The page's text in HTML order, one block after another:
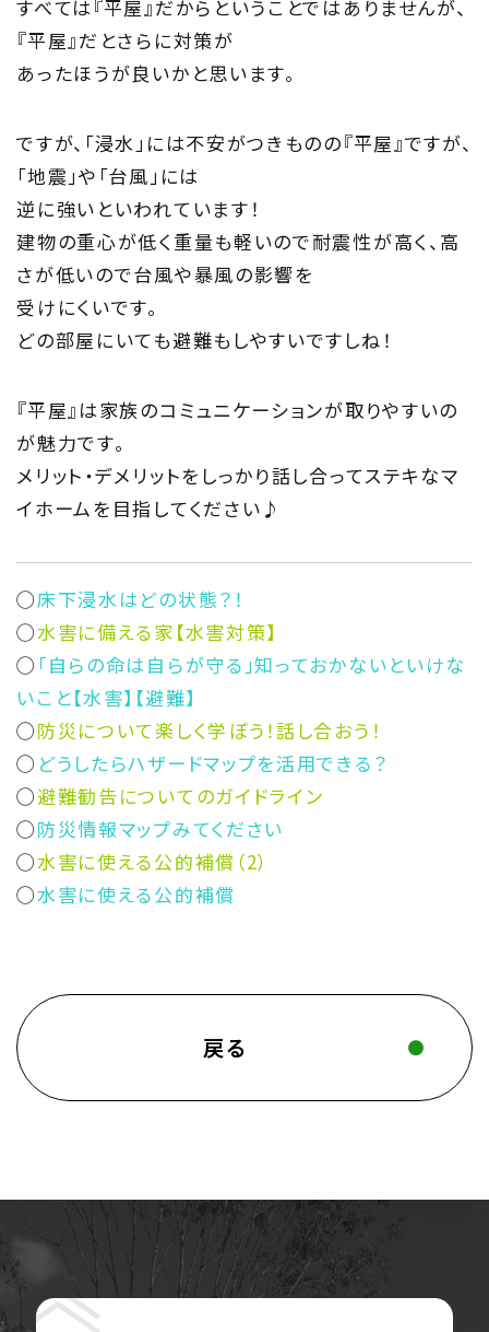
すべては『平屋』だからということではありませんが、
『平屋』だとさらに対策が
あったほうが良いかと思います。
ですが、「浸水」には不安がつきものの『平屋』ですが、
「地震」や「台風」には
逆に強いといわれています！
建物の重心が低く重量も軽いので耐震性が高く、高
さが低いので台風や暴風の影響を
受けにくいです。
どの部屋にいても避難もしやすいですしね！
『平屋』は家族のコミュニケーションが取りやすいの
が魅力です。
メリット・デメリットをしっかり話し合ってステキなマ
イホームを目指してください♪
◯床下浸水はどの状態？！
◯水害に備える家【水害対策】
◯ 「自らの命は自らが守る」知っておかないといけな
いこと【水害】【避難】
◯防災について楽しく学ぼう！話し合おう！
◯ どうしたらハザードマップを活用できる？
◯避難勧告についてのガイドライン
◯防災情報マップみてください
◯水害に使える公的補償（2）
◯水害に使える公的補償
戻る